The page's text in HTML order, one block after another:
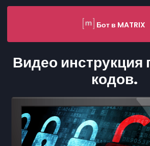
Бот в MATRIX
Видео инструкция
кодов.